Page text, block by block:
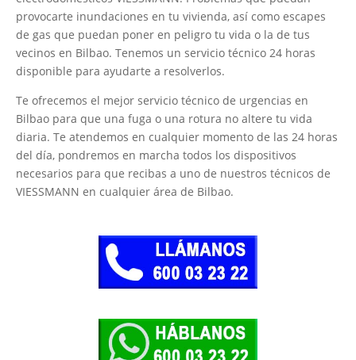
provocarte inundaciones en tu vivienda, así como escapes
de gas que puedan poner en peligro tu vida o la de tus
vecinos en Bilbao. Tenemos un servicio técnico 24 horas
disponible para ayudarte a resolverlos.
Te ofrecemos el mejor servicio técnico de urgencias en
Bilbao para que una fuga o una rotura no altere tu vida
diaria. Te atendemos en cualquier momento de las 24 horas
del día, pondremos en marcha todos los dispositivos
necesarios para que recibas a uno de nuestros técnicos de
VIESSMANN en cualquier área de Bilbao.